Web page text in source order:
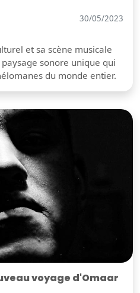
30/05/2023
et sa scène musicale
sonore unique qui
du monde entier.
voyage d'Omaar